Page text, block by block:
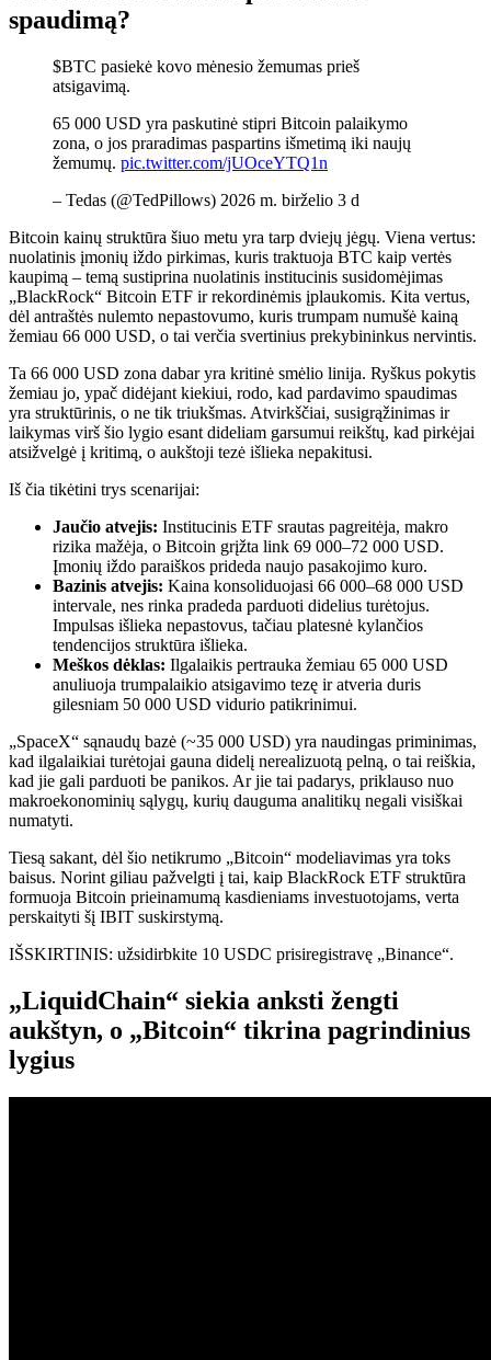
spaudimą?
$BTC pasiekė kovo mėnesio žemumas prieš
atsigavimą.
65 000 USD yra paskutinė stipri Bitcoin palaikymo
zona, o jos praradimas paspartins išmetimą iki naujų
žemumų. pic.twitter.com/jUOceYTQ1n
– Tedas (@TedPillows) 2026 m. birželio 3 d
Bitcoin kainų struktūra šiuo metu yra tarp dviejų jėgų. Viena vertus:
nuolatinis įmonių iždo pirkimas, kuris traktuoja BTC kaip vertės
kaupimą – temą sustiprina nuolatinis institucinis susidomėjimas
„BlackRock“ Bitcoin ETF ir rekordinėmis įplaukomis. Kita vertus,
dėl antraštės nulemto nepastovumo, kuris trumpam numušė kainą
žemiau 66 000 USD, o tai verčia svertinius prekybininkus nervintis.
Ta 66 000 USD zona dabar yra kritinė smėlio linija. Ryškus pokytis
žemiau jo, ypač didėjant kiekiui, rodo, kad pardavimo spaudimas
yra struktūrinis, o ne tik triukšmas. Atvirkščiai, susigrąžinimas ir
laikymas virš šio lygio esant dideliam garsumui reikštų, kad pirkėjai
atsižvelgė į kritimą, o aukštoji tezė išlieka nepakitusi.
Iš čia tikėtini trys scenarijai:
Jaučio atvejis: Institucinis ETF srautas pagreitėja, makro
rizika mažėja, o Bitcoin grįžta link 69 000–72 000 USD.
Įmonių iždo paraiškos prideda naujo pasakojimo kuro.
Bazinis atvejis: Kaina konsoliduojasi 66 000–68 000 USD
intervale, nes rinka pradeda parduoti didelius turėtojus.
Impulsas išlieka nepastovus, tačiau platesnė kylančios
tendencijos struktūra išlieka.
Meškos dėklas: Ilgalaikis pertrauka žemiau 65 000 USD
anuliuoja trumpalaikio atsigavimo tezę ir atveria duris
gilesniam 50 000 USD vidurio patikrinimui.
„SpaceX“ sąnaudų bazė (~35 000 USD) yra naudingas priminimas,
kad ilgalaikiai turėtojai gauna didelį nerealizuotą pelną, o tai reiškia,
kad jie gali parduoti be panikos. Ar jie tai padarys, priklauso nuo
makroekonominių sąlygų, kurių dauguma analitikų negali visiškai
numatyti.
Tiesą sakant, dėl šio netikrumo „Bitcoin“ modeliavimas yra toks
baisus. Norint giliau pažvelgti į tai, kaip BlackRock ETF struktūra
formuoja Bitcoin prieinamumą kasdieniams investuotojams, verta
perskaityti šį IBIT suskirstymą.
IŠSKIRTINIS: užsidirbkite 10 USDC prisiregistravę „Binance“.
„LiquidChain“ siekia anksti žengti
aukštyn, o „Bitcoin“ tikrina pagrindinius
lygius